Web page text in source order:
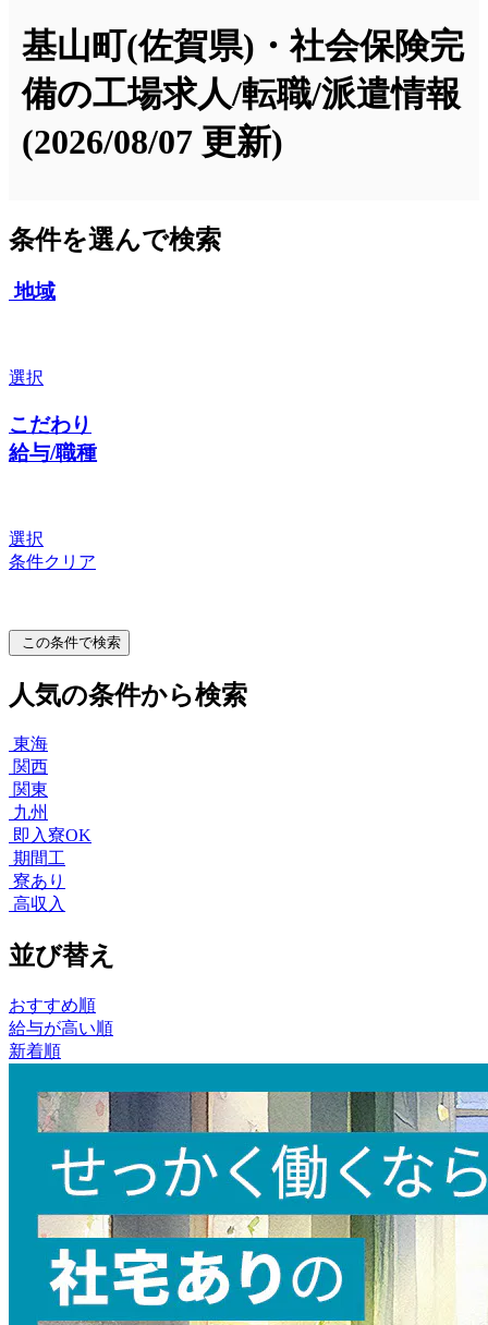
基山町(佐賀県)・社会保険完
備の工場求人/転職/派遣情報
(2026/08/07 更新)
条件を選んで検索
地域
選択
こだわり
給与/職種
選択
条件クリア
この条件で検索
人気の条件から検索
東海
関西
関東
九州
即入寮OK
期間工
寮あり
高収入
並び替え
おすすめ順
給与が高い順
新着順